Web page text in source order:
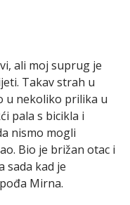
ali moj suprug je
Takav strah u
u nekoliko prilika u
pala s bicikla i
nismo mogli
Bio je brižan otac i
sada kad je
Mirna.